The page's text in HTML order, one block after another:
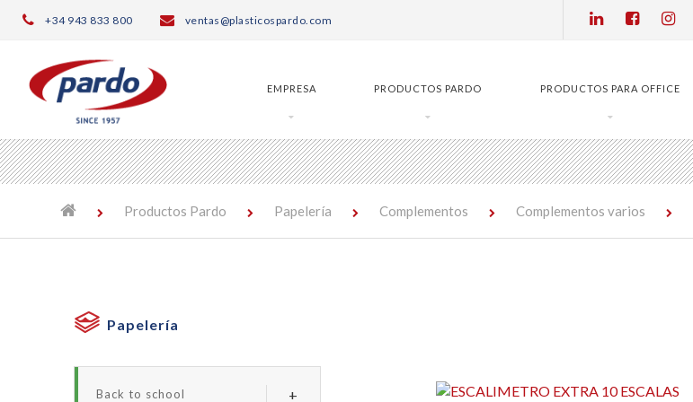
+34 943 833 800 ventas@plasticospardo.com
EMPRESA PRODUCTOS PARDO PRODUCTOS PARA OFFICE
Productos Pardo Papelería Complementos Complementos varios
Papelería
Back to school